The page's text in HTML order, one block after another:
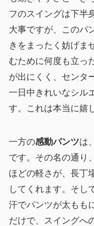
フのスイングは下半
大事ですが、このパ
きをまったく妨げま
むために何度も立っ
が出にくく、センタ
一日中きれいなシル
す。これは本当に嬉
一方の感動パンツは
です。その名の通り
ほどの軽さが、長丁
してくれます。そし
汗でパンツが太もも
だけで、スイングへ